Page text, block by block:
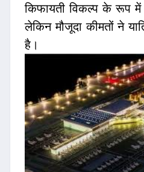
किफायती विकल्प के रूप में
लेकिन मौजूदा कीमतों ने
है।